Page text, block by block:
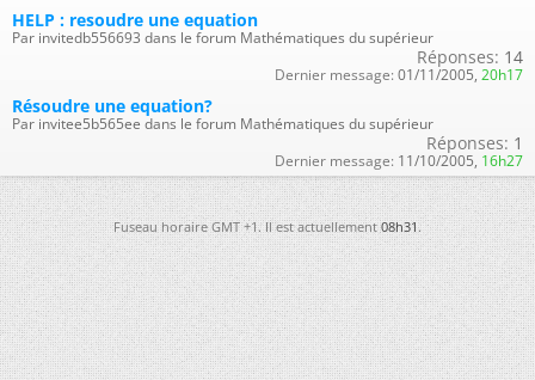
HELP : resoudre une equation
Par invitedb556693 dans le forum Mathématiques du supérieur
Réponses: 14
Dernier message: 01/11/2005, 20h17
Résoudre une equation?
Par invitee5b565ee dans le forum Mathématiques du supérieur
Réponses: 1
Dernier message: 11/10/2005, 16h27
Fuseau horaire GMT +1. Il est actuellement08h31.